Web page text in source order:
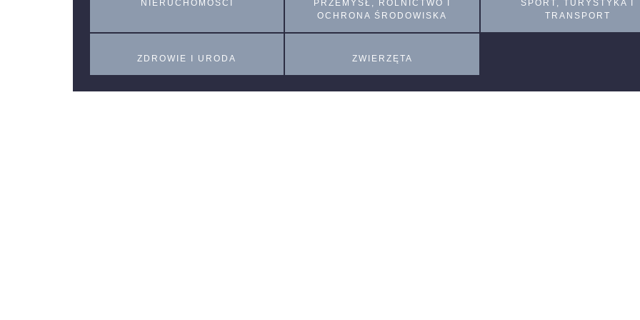
NIERUCHOMOŚCI
PRZEMYSŁ, ROLNICTWO I
OCHRONA ŚRODOWISKA
SPORT, TURYSTYKA I
TRANSPORT
ZDROWIE I URODA ZWIERZĘTA